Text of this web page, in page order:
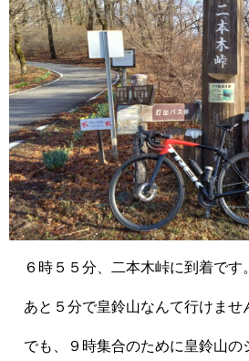
６時５５分、二本木峠に到着です。
あと５分で皇鈴山なんて行けませ
でも、９時集合のために皇鈴山の